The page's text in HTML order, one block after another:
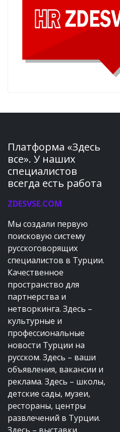
Платформа «Здесь
все». У наших
специалистов
всегда есть работа
ZDESVSE.COM
Мы создали первую
поисковую систему
русскоговорящих
специалистов в Турции.
Качественное
пространство для
партнерства и
нетворкинга. Здесь –
культурные и
профессиональные
новости Турции на
русском. Здесь – ваши
объявления, вакансии и
реклама. Здесь – школы,
детские сады, музеи,
рестораны, центры
развлечений в Турции.